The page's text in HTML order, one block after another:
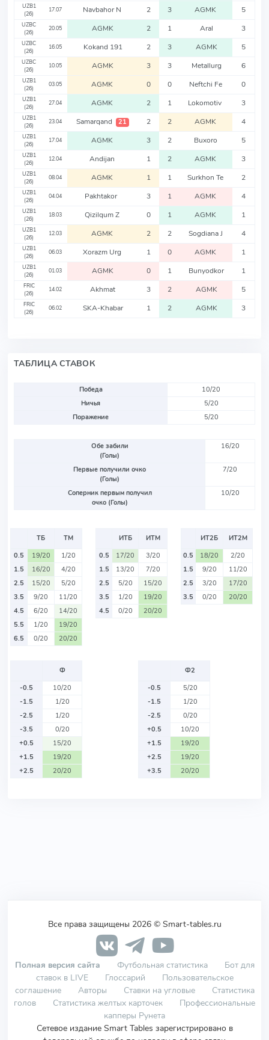
UZB1
(26)
17.07 Navbahor N 2 3 AGMK 5
UZBC
(26)
20.05 AGMK 2 1 Aral 3
UZBC
(26)
16.05 Kokand 191 2 3 AGMK 5
UZBC
(26)
10.05 AGMK 3 3 Metallurg 6
UZB1
(26)
03.05 AGMK 0 0 Neftchi Fe 0
UZB1
(26)
27.04 AGMK 2 1 Lokomotiv 3
UZB1
(26)
23.04 Samarqand 21 2 2 AGMK 4
UZB1
(26)
17.04 AGMK 3 2 Buxoro 5
UZB1
(26)
12.04 Andijan 1 2 AGMK 3
UZB1
(26)
08.04 AGMK 1 1 Surkhon Te 2
UZB1
(26)
04.04 Pakhtakor 3 1 AGMK 4
UZB1
(26)
18.03 Qizilqum Z 0 1 AGMK 1
UZB1
(26)
12.03 AGMK 2 2 Sogdiana J 4
UZB1
(26)
06.03 Xorazm Urg 1 0 AGMK 1
UZB1
(26)
01.03 AGMK 0 1 Bunyodkor 1
FRIC
(26)
14.02 Akhmat 3 2 AGMK 5
FRIC
(26)
06.02 SKA-Khabar 1 2 AGMK 3
ТАБЛИЦА СТАВОК
Победа
10/20
Ничья
5/20
Поражение
5/20
Обе забили
(Голы)
16/20
Первые получили очко
(Голы)
7/20
Соперник первым получил
очко (Голы)
10/20
ТБ
ТМ
0.5
19/20
1/20
1.5
16/20
4/20
2.5
15/20
5/20
3.5
9/20
11/20
4.5
6/20
14/20
5.5
1/20
19/20
6.5
0/20 20/20
ИТБ
ИТМ
0.5
17/20
3/20
1.5
13/20
7/20
2.5
5/20
15/20
3.5
1/20
19/20
4.5
0/20 20/20
ИТ2Б
ИТ2М
0.5
18/20
2/20
1.5
9/20
11/20
2.5
3/20
17/20
3.5
0/20 20/20
Ф
-0.5
10/20
-1.5
1/20
-2.5
1/20
-3.5
0/20
+0.5
15/20
+1.5
19/20
+2.5
20/20
Ф2
-0.5
5/20
-1.5
1/20
-2.5
0/20
+0.5
10/20
+1.5
19/20
+2.5
19/20
+3.5
20/20
Все права защищены 2026 © Smart-tables.ru
Полная версия сайта Футбольная статистика
Бот для
ставок в LIVE
Глоссарий
Пользовательское
соглашение
Авторы Ставки на угловые
Статистика
голов
Статистика желтых карточек
Профессиональные
капперы Рунета
Сетевое издание Smart Tables зарегистрировано в